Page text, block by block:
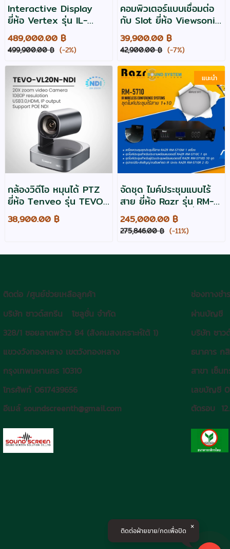
Interactive Display
ยี่ห้อ Vertex รุ่น IL-
4865 Pro จอทัชสกรีน
ขนาด 86 นิ้ว
489,000.00 ฿
499,900.00 ฿ (-2%)
คอมพิวเตอร์แบบเชื่อมต่อ
กับ Slot ยี่ห้อ Viewsonic
รุ่น VPC25-WP-33-01-
1B
39,900.00 ฿
42,900.00 ฿ (-7%)
กล้องวิดีโอ หมุนได้ PTZ
ยี่ห้อ Tenveo รุ่น TEVO-
VL20N-NDI
38,900.00 ฿
แนะนำ
จัดชุด ไมค์ประชุมแบบไร้
สาย ยี่ห้อ Razr รุ่น RM-
5710 สำหรับ 11 ที่นั่ง
245,000.00 ฿
275,846.00 ฿ (-11%)
ติดต่อ /ศูนย์ช่วยเหลือลูกค้า
บริษัท ซาวด์สกรีน โซลูชั่น จำกัด
328/1 ซอยลาดพร้าว 84 (สังคมสงเคราะห์ใต้ 1)
แขวงวังทองหลาง เขตวังทองหลาง
กรุงเทพมหานคร 10310
โทรศัพท์ 0617439656
อีเมล์ soundscreenth@gmail.com
ช่องทางชำ
ผ่านบัญชี
บริษัท ซาว
ธนาคาร ก
สาขา เซ็
เลขบัญชี
ตัดรอบ
ติดต่อฝ่ายขาย/กดเพื่อปิด